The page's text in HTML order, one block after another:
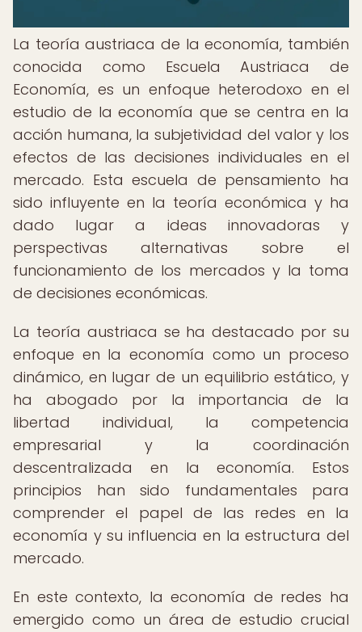
La teoría austriaca de la economía, también
conocida como Escuela Austriaca de
Economía, es un enfoque heterodoxo en el
estudio de la economía que se centra en la
acción humana, la subjetividad del valor y los
efectos de las decisiones individuales en el
mercado. Esta escuela de pensamiento ha
sido influyente en la teoría económica y ha
dado lugar a ideas innovadoras y
perspectivas alternativas sobre el
funcionamiento de los mercados y la toma
de decisiones económicas.
La teoría austriaca se ha destacado por su
enfoque en la economía como un proceso
dinámico, en lugar de un equilibrio estático, y
ha abogado por la importancia de la
libertad individual, la competencia
empresarial y la coordinación
descentralizada en la economía. Estos
principios han sido fundamentales para
comprender el papel de las redes en la
economía y su influencia en la estructura del
mercado.
En este contexto, la economía de redes ha
emergido como un área de estudio crucial